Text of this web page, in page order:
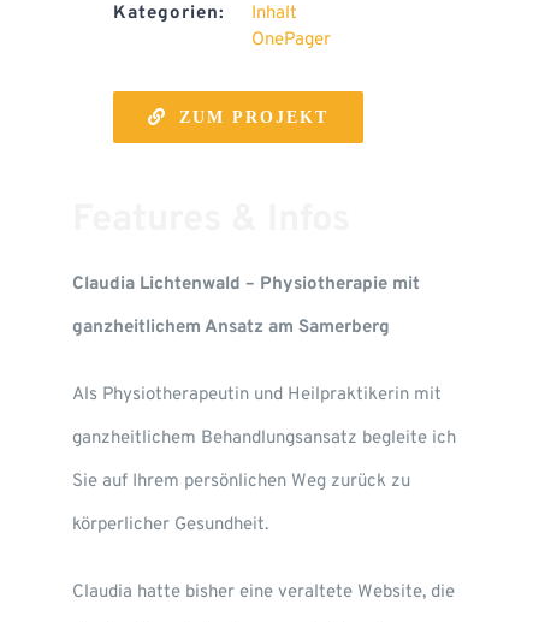
Kategorien:
Inhalt
OnePager
ZUM PROJEKT
Claudia Lichtenwald – Physiotherapie mit
ganzheitlichem Ansatz am Samerberg
Als Physiotherapeutin und Heilpraktikerin mit
ganzheitlichem Behandlungsansatz begleite ich
Sie auf Ihrem persönlichen Weg zurück zu
körperlicher Gesundheit.
Claudia hatte bisher eine veraltete Website, die